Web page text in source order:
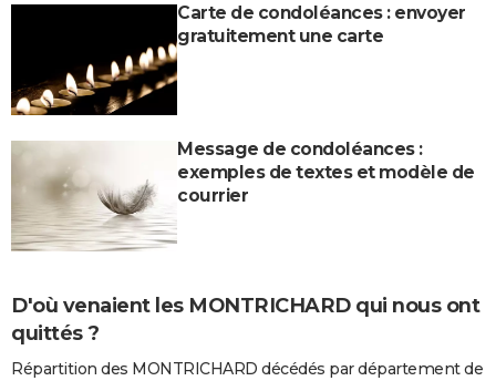
Carte de condoléances : envoyer
gratuitement une carte
Message de condoléances :
exemples de textes et modèle de
courrier
D'où venaient les MONTRICHARD qui nous ont
quittés ?
Répartition des MONTRICHARD décédés par département de